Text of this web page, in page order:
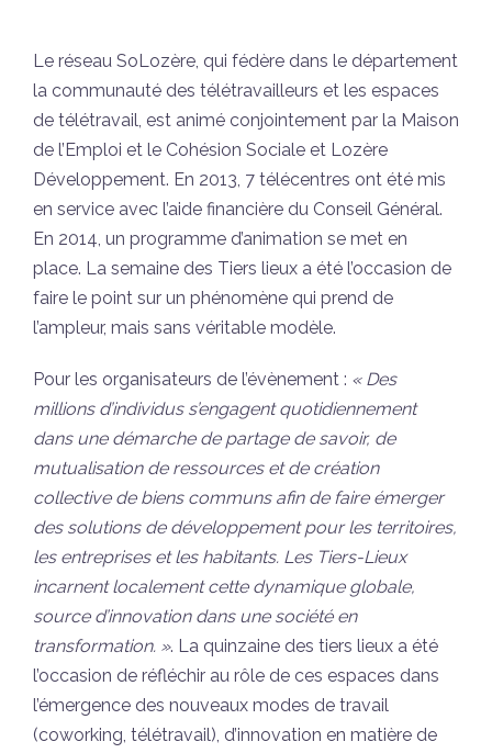
Le réseau SoLozère, qui fédère dans le département
la communauté des télétravailleurs et les espaces
de télétravail, est animé conjointement par la Maison
de l’Emploi et le Cohésion Sociale et Lozère
Développement. En 2013, 7 télécentres ont été mis
en service avec l’aide financière du Conseil Général.
En 2014, un programme d’animation se met en
place. La semaine des Tiers lieux a été l’occasion de
faire le point sur un phénomène qui prend de
l’ampleur, mais sans véritable modèle.
Pour les organisateurs de l’évènement : « Des
millions d’individus s’engagent quotidiennement
dans une démarche de partage de savoir, de
mutualisation de ressources et de création
collective de biens communs afin de faire émerger
des solutions de développement pour les territoires,
les entreprises et les habitants. Les Tiers-Lieux
incarnent localement cette dynamique globale,
source d’innovation dans une société en
transformation. ». La quinzaine des tiers lieux a été
l’occasion de réfléchir au rôle de ces espaces dans
l’émergence des nouveaux modes de travail
(coworking, télétravail), d’innovation en matière de